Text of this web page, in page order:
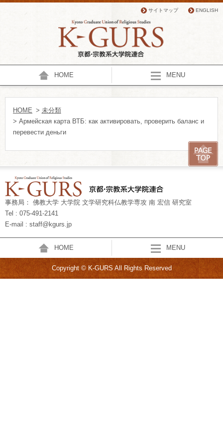
サイトマップ ENGLISH
HOME MENU
HOME > 未分類
> Армейская карта ВТБ: как активировать, проверить баланс и
перевести деньги
事務局： 佛教大学 大学院 文学研究科仏教学専攻 南 宏信 研究室
Tel : 075-491-2141
E-mail : staff@kgurs.jp
HOME MENU
Copyright © K-GURS All Rights Reserved